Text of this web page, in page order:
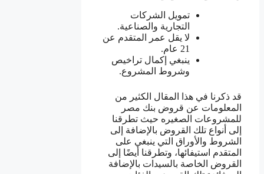
تمويل الشركات
التجارية والصناعية.
لا يقل عمر المتقدم عن
21 عام.
ينبغي إكمال تراخيص
وشروط المشروع.
قد ذكرنا في هذا المقال الكثير من
المعلومات عن قروض بنك مصر
للمشروعات الصغيره حيث تطرقنا
إلى أنواع تلك القروض بالإضافة إلى
الشروط والأوراق التي ينبغي على
المتقدم استيفائها، وتطرقنا أيضًا إلى
القروض الخاصة بالسيدات بالإضافة